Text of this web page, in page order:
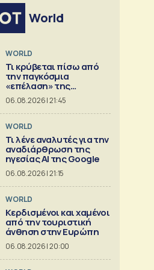
World
WORLD
Τι κρύβεται πίσω από
την παγκόσμια
«επέλαση» της
κινεζικής
αυτοκινητοβιομηχανίας
06.08.2026 | 21:45
WORLD
Τι λένε αναλυτές για την
αναδιάρθρωση της
ηγεσίας ΑΙ της Google
06.08.2026 | 21:15
WORLD
Κερδισμένοι και χαμένοι
από την τουριστική
άνθηση στην Ευρώπη
06.08.2026 | 20:00